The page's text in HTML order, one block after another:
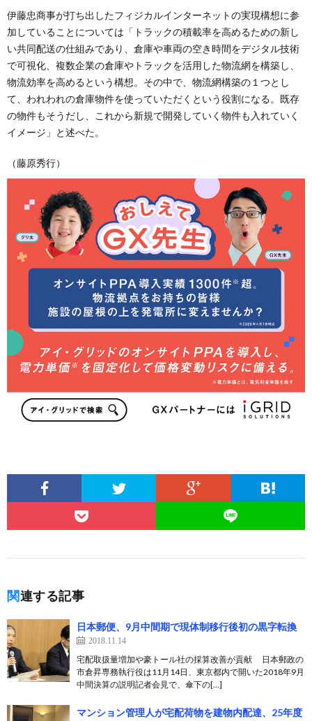
伊藤忠商事が打ち出したフィジカルインターネットの実現構想に参
加していることについては「トラックの積載率を高めるための新し
い共同配送の仕組みであり、倉庫や車両の空き時間をデジタル技術
で可視化、複数企業の倉庫やトラックを活用した物流網を構築し、
物流効率を高めるという構想。その中で、物流網構築の１つとし
て、われわれの倉庫物件を使っていただくという役割になる。既存
の物件もそうだし、これから新規で開発していく物件も入れていく
イメージ」と述べた。
（藤原秀行）
関連する記事
日本郵便、9月中間期で現体制移行後初の黒字転換
2018.11.14
宅配取扱量増加や豪トール社の採算改善が貢献 日本郵政の
市倉昇専務執行役は11月14日、東京都内で開いた2018年9月
中間決算の説明記者会見で、傘下の[…]
マンション管理人が宅配荷物を建物内配達、25年度